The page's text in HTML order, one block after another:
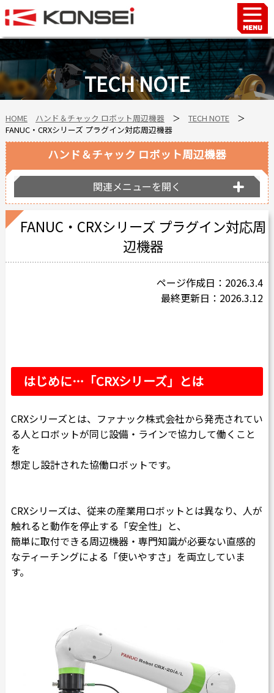
TECH NOTE
HOME ハンド＆チャック ロボット周辺機器＞ TECH NOTE＞
FANUC・CRXシリーズ プラグイン対応周辺機器
FANUC・CRXシリーズ プラグイン対応周
辺機器
ページ作成日：2026.3.4
最終更新日：2026.3.12
はじめに…「CRXシリーズ」とは
CRXシリーズとは、ファナック株式会社から発売されてい
る人とロボットが同じ設備・ラインで協力して働くこと
を
想定し設計された協働ロボットです。
CRXシリーズは、従来の産業用ロボットとは異なり、人が
触れると動作を停止する「安全性」と、
簡単に取付できる周辺機器・専門知識が必要ない直感的
なティーチングによる「使いやすさ」を両立していま
す。
ハンド＆チャック ロボット周辺機器
関連メニューを開く
Home
ハンド＆チャックロボット周辺機器
FAシステム
スマートファクトリーLabo
自動車部品
企業情報
会社沿革
海外拠点
ショールーム
Japanese English
Thai Chinese